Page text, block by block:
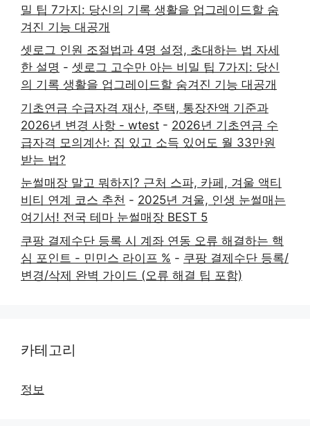
밀 팁 7가지: 당신의 기록 생활을 업그레이드할 숨
겨진 기능 대공개
셋로그 인원 조절법과 4명 설정, 초대하는 법 자세
한 설명 - 셋로그 고수만 아는 비밀 팁 7가지: 당신
의 기록 생활을 업그레이드할 숨겨진 기능 대공개
기초연금 수급자격 재산, 주택, 통장잔액 기준과
2026년 변경 사항 - wtest - 2026년 기초연금 수
급자격 모의계산: 집 있고 소득 있어도 월 33만원
받는 법?
눈썰매장 말고 뭐하지? 근처 스파, 카페, 겨울 액티
비티 연계 코스 추천 - 2025년 겨울, 인생 눈썰매는
여기서! 전국 테마 눈썰매장 BEST 5
쿠팡 결제수단 등록 시 계좌 연동 오류 해결하는 핵
심 포인트 - 민민스 라이프 % - 쿠팡 결제수단 등록/
변경/삭제 완벽 가이드 (오류 해결 팁 포함)
카테고리
정보